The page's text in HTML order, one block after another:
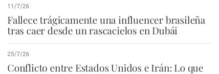
11/7/26
Fallece trágicamente una influencer brasileña
tras caer desde un rascacielos en Dubái
25/7/26
Conflicto entre Estados Unidos e Irán: Lo que